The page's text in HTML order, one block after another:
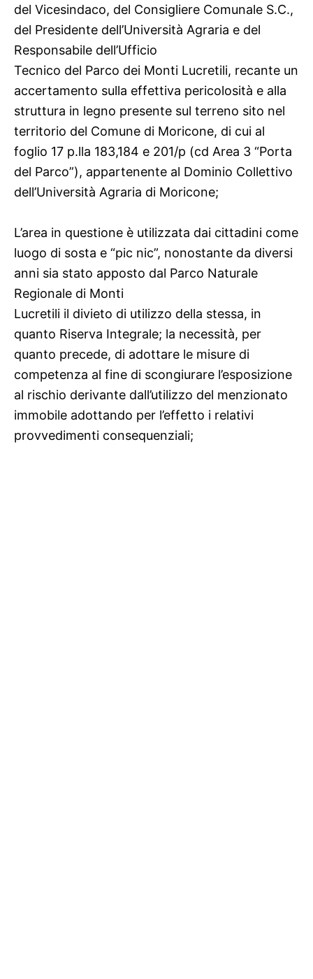
del Vicesindaco, del Consigliere Comunale S.C.,
del Presidente dell’Università Agraria e del
Responsabile dell’Ufficio
Tecnico del Parco dei Monti Lucretili, recante un
accertamento sulla effettiva pericolosità e alla
struttura in legno presente sul terreno sito nel
territorio del Comune di Moricone, di cui al
foglio 17 p.lla 183,184 e 201/p (cd Area 3 “Porta
del Parco”), appartenente al Dominio Collettivo
dell’Università Agraria di Moricone;
L’area in questione è utilizzata dai cittadini come
luogo di sosta e “pic nic”, nonostante da diversi
anni sia stato apposto dal Parco Naturale
Regionale di Monti
Lucretili il divieto di utilizzo della stessa, in
quanto Riserva Integrale; la necessità, per
quanto precede, di adottare le misure di
competenza al fine di scongiurare l’esposizione
al rischio derivante dall’utilizzo del menzionato
immobile adottando per l’effetto i relativi
provvedimenti consequenziali;